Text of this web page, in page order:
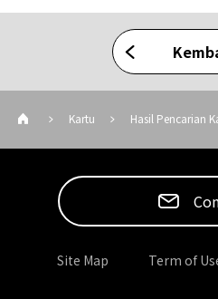
Kartu Hasil Pencarian
Site Map Term of